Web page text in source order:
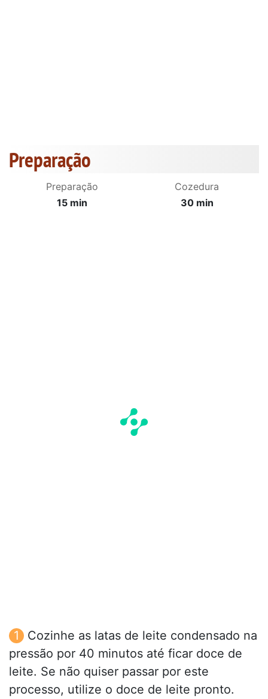
Preparação
Preparação
15 min
Cozedura
30 min
Cozinhe as latas de leite condensado na
pressão por 40 minutos até ficar doce de
leite. Se não quiser passar por este
processo, utilize o doce de leite pronto.